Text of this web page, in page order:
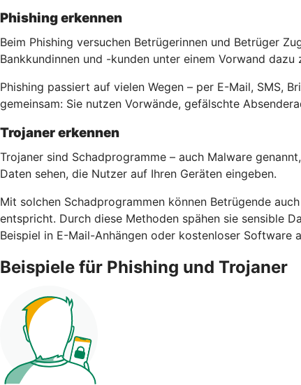
Phishing erkennen
Beim Phishing versuchen Betrügerinnen und Betrüger
Bankkundinnen und -kunden unter einem Vorwand
Phishing passiert auf vielen Wegen – per E-Mail, SMS,
gemeinsam: Sie nutzen Vorwände, gefälschte
Trojaner erkennen
Trojaner sind Schadprogramme – auch Malware
Daten sehen, die Nutzer auf Ihren Geräten eingeben.
Mit solchen Schadprogrammen können Betrügende
entspricht. Durch diese Methoden spähen sie sensible
Beispiel in E-Mail-Anhängen oder kostenloser Software
Beispiele für Phishing und Trojaner